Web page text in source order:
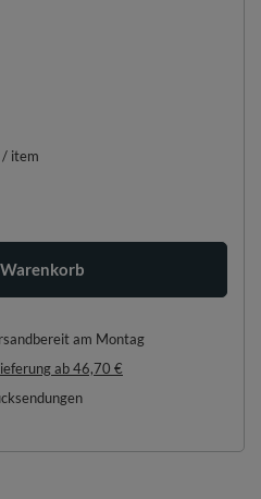
/ item
am Montag
ab46,70 €